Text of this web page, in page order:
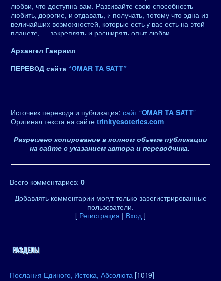
любви, что доступна вам. Развивайте свою способность
любить, дорогие, и отдавать, и получать, потому что одна из
величайших возможностей, которые есть у вас есть на этой
планете, — закреплять и расширять опыт любви.
Архангел Гавриил
ПЕРЕВОД сайта “OMAR TA SATT”
Источник перевода и публикация: сайт “OMAR TA SATT”
Оригинал текста на сайте trinityesoterics.com
Разрешено копирование в полном объеме публикации
на сайте с указанием автора и переводчика.
Всего комментариев: 0
Добавлять комментарии могут только зарегистрированные
пользователи.
[ Регистрация | Вход ]
РАЗДЕЛЫ
Послания Единого, Истока, Абсолюта [1019]